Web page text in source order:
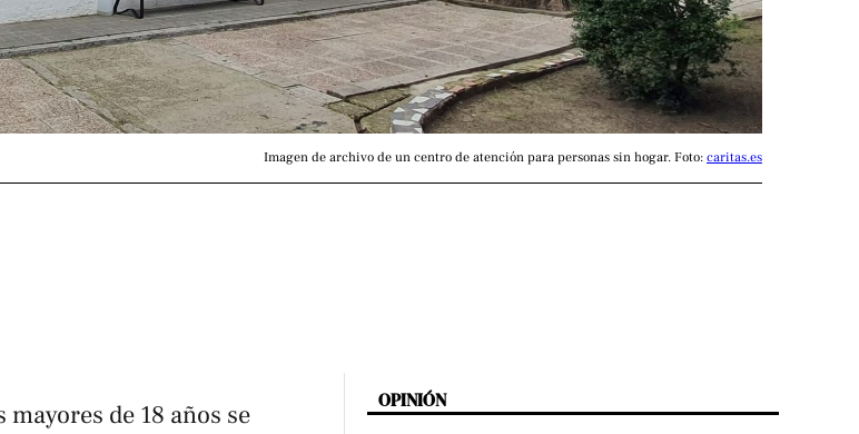
Imagen de archivo de un centro de atención para personas sin hogar. Foto: caritas.es
de 18 años se
OPINIÓN